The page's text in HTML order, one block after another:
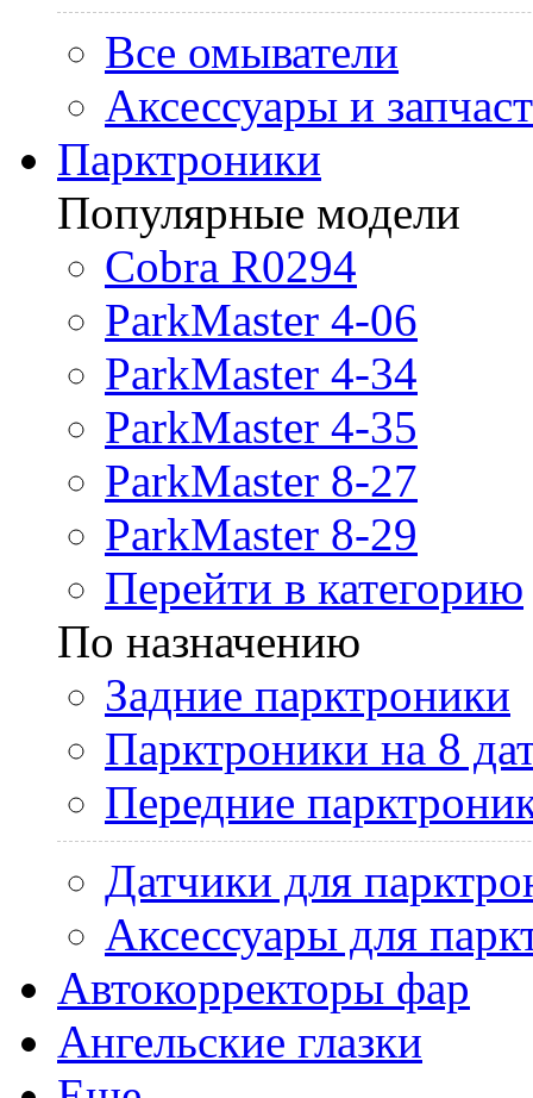
Все омыватели
Аксессуары и
Парктроники
Популярные модели
Cobra R0294
ParkMaster 4-06
ParkMaster 4-34
ParkMaster 4-35
ParkMaster 8-27
ParkMaster 8-29
Перейти в категорию
По назначению
Задние парктроники
Парктроники на 8
Передние
Датчики для
Аксессуары для
Автокорректоры фар
Ангельские глазки